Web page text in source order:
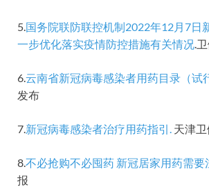
5.国务院联防联控机制2022年12月7日
一步优化落实疫情防控措施有关情况.
6.云南省新冠病毒感染者用药目录（试
发布
7.新冠病毒感染者治疗用药指引. 天津
8.不必抢购不必囤药 新冠居家用药需要
报